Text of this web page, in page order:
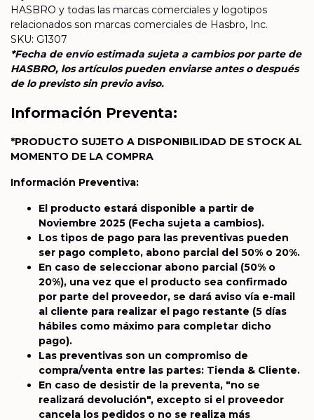
HASBRO y todas las marcas comerciales y logotipos
relacionados son marcas comerciales de Hasbro, Inc.
SKU: G1307
*Fecha de envío estimada sujeta a cambios por parte de
HASBRO, los artículos pueden enviarse antes o después
de lo previsto sin previo aviso.
Información Preventa:
*PRODUCTO SUJETO A DISPONIBILIDAD DE STOCK AL
MOMENTO DE LA COMPRA
Información Preventiva:
El producto estará disponible a partir de
Noviembre 2025 (Fecha sujeta a cambios).
Los tipos de pago para las preventivas pueden
ser pago completo, abono parcial del 50% o 20%.
En caso de seleccionar abono parcial (50% o
20%), una vez que el producto sea confirmado
por parte del proveedor, se dará aviso vía e-mail
al cliente para realizar el pago restante (5 días
hábiles como máximo para completar dicho
pago).
Las preventivas son un compromiso de
compra/venta entre las partes: Tienda & Cliente.
En caso de desistir de la preventa, "no se
realizará devolución", excepto si el proveedor
cancela los pedidos o no se realiza más